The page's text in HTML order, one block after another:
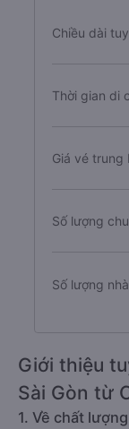
Chiều dài
Thời gian di
Giá vé trung
Số lượng
Số lượng
Giới thiệu
Sài Gòn từ
1. Về chất